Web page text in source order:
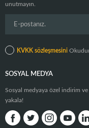
unutmayın.
KVKK sözleşmesini
SOSYAL MEDYA
Sosyal medyaya özel indirim
yakala!